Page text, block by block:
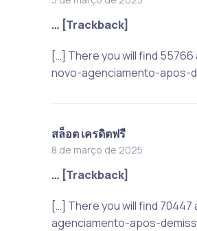
… [Trackback]
[…] There you will find
novo-agenciamento-apos-
สล็อต เครดิตฟรี
8 de março de 2025
… [Trackback]
[…] There you will find
agenciamento-apos-